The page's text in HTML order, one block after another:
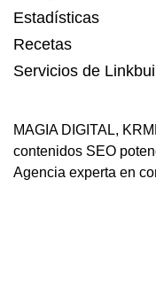
Estadísticas
Recetas
Servicios de
MAGIA DIGITAL,
contenidos SEO
Agencia experta en